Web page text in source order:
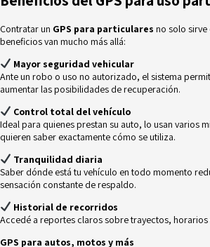
Contratar un GPS para particulares no solo sirve
beneficios van mucho más allá:
Mayor seguridad vehicular
Ante un robo o uso no autorizado, el sistema
aumentar las posibilidades de recuperación.
Control total del vehículo
Ideal para quienes prestan su auto, lo usan varios
quieren saber exactamente cómo se utiliza.
Tranquilidad diaria
Saber dónde está tu vehículo en todo momento
sensación constante de respaldo.
Historial de recorridos
Accedé a reportes claros sobre trayectos, horarios
GPS para autos, motos y más